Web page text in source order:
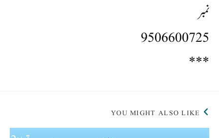
نمبر
9506600725
***
YOU MIGHT ALSO LIKE